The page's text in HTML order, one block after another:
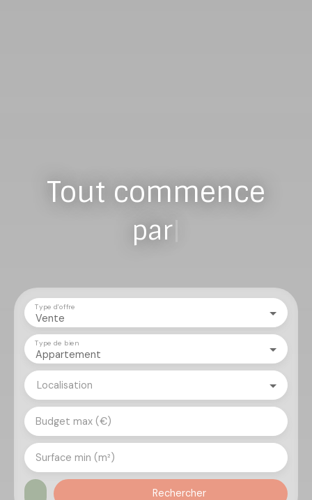
Tout commence
par vous
Vente
Type d'offre
Appartement
Type de bien
Localisation
Budget max (€)
Surface min (m²)
Rechercher